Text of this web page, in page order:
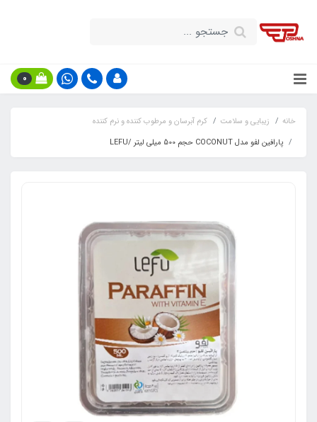
0
خانه زیبایی و سلامت
کرم آبرسان و مرطوب کننده و نرم کننده
پارافین لفو مدل COCONUT حجم 500 میلی لیتر /LEFU